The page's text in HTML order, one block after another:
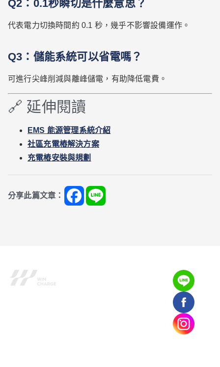
Q2：0.1秒瞬切是什麼意思？
代表電力切換時間約 0.1 秒，幾乎不影響設備運作。
Q3：儲能系統可以省電嗎？
可進行尖峰削減與離峰儲電，有助降低電費。
🔗 延伸閱讀
EMS 能源管理系統介紹
社區充電樁解決方案
充電樁安裝與規劃
分享此篇文章：